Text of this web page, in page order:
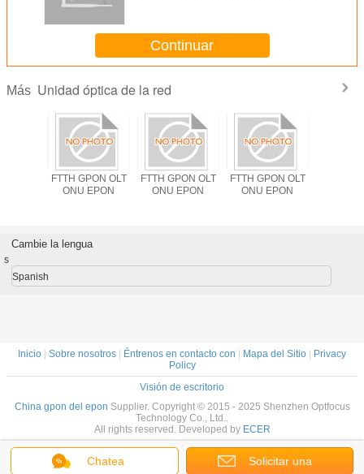
Continuar
Más Unidad óptica de la red
FTTH GPON OLT
ONU EPON
FTTH GPON OLT
ONU EPON
FTTH GPON OLT
ONU EPON
Chatea Solicitar una
Cambie la lengua
s
Spanish
Inicio Sobre nosotros Éntrenos en contacto con Mapa del Sitio
Privacy
Policy
Visión de escritorio
China gpon del epon Supplier. Copyright © 2015 - 2025 Shenzhen Optfocus
Technology Co., Ltd..
All rights reserved. Developed by ECER